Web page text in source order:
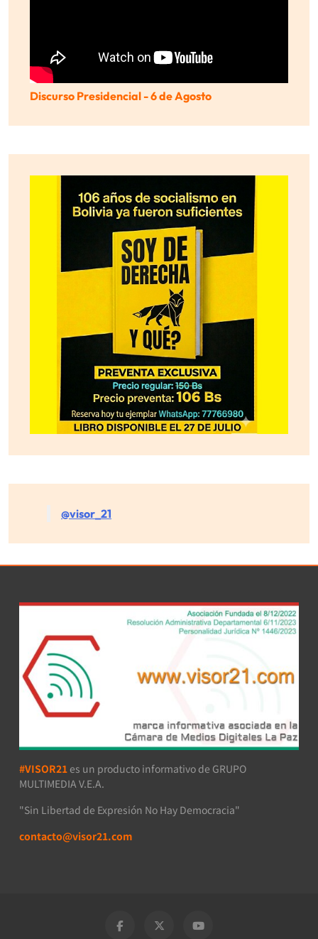
Discurso Presidencial - 6 de Agosto
@visor_21
#VISOR21 es un producto informativo de GRUPO
MULTIMEDIA V.E.A.
"Sin Libertad de Expresión No Hay Democracia"
contacto@visor21.com